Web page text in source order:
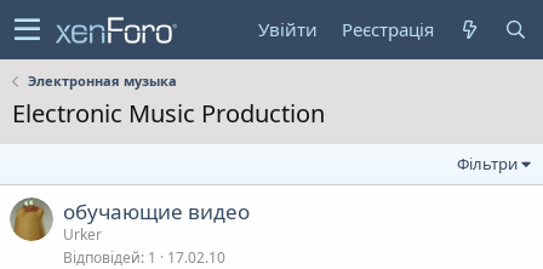
Увійти Реєстрація
Электронная музыка
Electronic Music Production
Фільтри
обучающие видео
Urker
Відповідей 1 17.02.10